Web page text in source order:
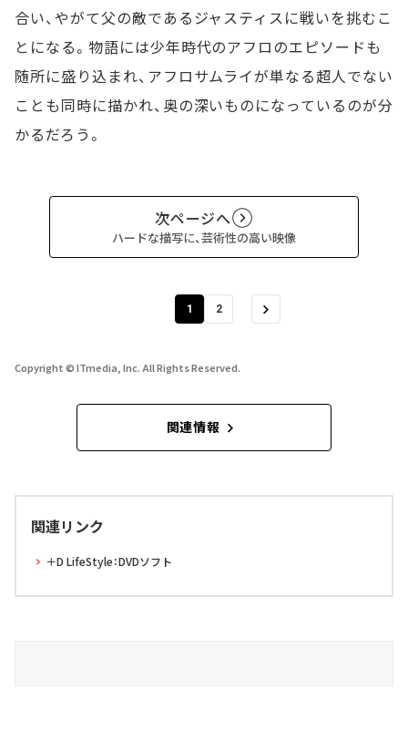
合い、やがて父の敵であるジャスティスに戦いを挑むこ
とになる。物語には少年時代のアフロのエピソードも
随所に盛り込まれ、アフロサムライが単なる超人でない
ことも同時に描かれ、奥の深いものになっているのが分
かるだろう。
次ページへ
ハードな描写に、芸術性の高い映像
1 2
Copyright © ITmedia, Inc. All Rights Reserved.
関連情報
関連リンク
＋D LifeStyle：DVDソフト